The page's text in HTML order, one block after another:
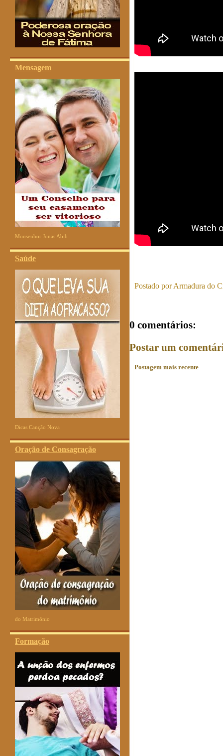
Mensagem
Monsenhor Jonas Abib
Saúde
Dicas Canção Nova
Oração de Consagração
do Matrimônio
Formação
Postado porArmadura do
0 comentários:
Postar um
Postagem mais recente